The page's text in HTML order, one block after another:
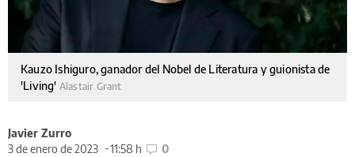
Kauzo Ishiguro, ganador del Nobel de Literatura y guionista de
'Living' Alastair Grant
Javier Zurro
3 de enero de 2023
11:58 h 0